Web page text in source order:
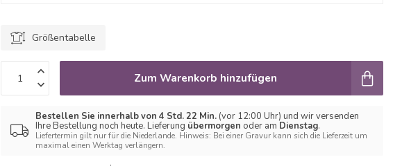
Größentabelle
Zum Warenkorb hinzufügen
Bestellen Sie innerhalb von 4 Std. 22 Min. (vor 12:00 Uhr) und wir versenden
Ihre Bestellung noch heute. Lieferung übermorgen oder am Dienstag.
Liefertermin gilt nur für die Niederlande. Hinweis: Bei einer Gravur kann sich die Lieferzeit um
maximal einen Werktag verlängern.